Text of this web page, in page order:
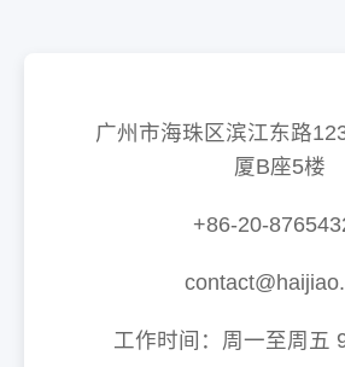
广州市海珠区滨江东路
厦B座5楼
+86-20-
工作时间：周一至周五